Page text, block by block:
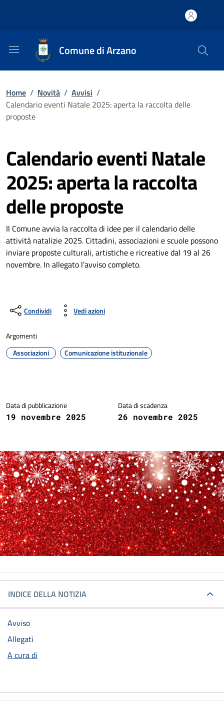
Comune di Arzano
Home / Novità / Avvisi /
Calendario eventi Natale 2025: aperta la raccolta delle
proposte
Calendario eventi Natale
2025: aperta la raccolta
delle proposte
Il Comune avvia la raccolta di idee per il calendario delle
attività natalizie 2025. Cittadini, associazioni e scuole possono
inviare proposte culturali, artistiche e ricreative dal 19 al 26
novembre. In allegato l’avviso completo.
Condividi Vedi azioni
Argomenti
Associazioni
Comunicazione istituzionale
Data di pubblicazione
19 novembre 2025
Data di scadenza
26 novembre 2025
INDICE DELLA NOTIZIA
Avviso
Allegati
A cura di